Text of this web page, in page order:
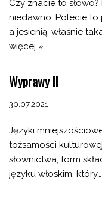
Czy znacie to
niedawno. Polecie to
a jesienią, właśnie
więcej »
Wyprawy II
30.07.2021
Języki
tożsamości
słownictwa, form
języku włoskim, który…